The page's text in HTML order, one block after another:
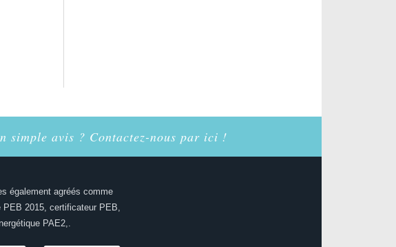
simple avis ? Contactez-nous par ici !
également agréés comme
PEB 2015, certificateur PEB,
PAE2,.